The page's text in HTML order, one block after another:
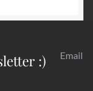
:) Email